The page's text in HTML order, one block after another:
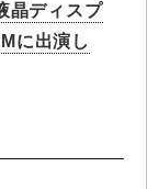
ディスプ
に出演し